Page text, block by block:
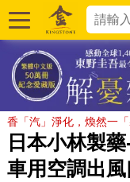
香「汽」淨化，煥然一「
日本小林製
車用空調出